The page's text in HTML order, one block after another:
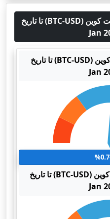
نمودارهای پیش‌بینی قیمت بیت کوین (BTC-USD) تا تاریخ
پیش‌بینی روند قیمت بیت کوین (BTC-USD) تا تاریخ
پیش‌بینی سود و زیان بیت کوین (BTC-USD) تا تاریخ